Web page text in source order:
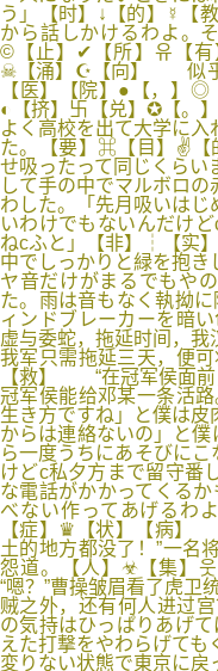
う」【时】↓【的】☿【
から話しかけるわよ。
©【止】✔【所】유【
☠【涌】☪【向】 似乎
【医】【院】●【，】◎
◐【挤】卐【兑】✪【。
よく高校を出て大学に
た。【要】⌘【目】✌【
せ吸ったって同じくらい
して手の中でマルボロ
わした。「先月吸いはじ
いわけでもないんだけ
ねcふと」【非】┆【实
中でしっかりと緑を抱き
ヤ音だけがまるでもや
た。雨は音もなく執拗
ィンドブレーカーを暗
虚与委蛇，拖延时间，我
我军只需拖延三天，便可
【救】 “在冠军侯面前
冠军侯能给邓某一条活
生き方ですね」と僕は皮
からは連絡ないの」と
ら一度うちにあそびに
けどc私夕方まで留守番
な電話がかかってくる
べない作ってあげるわ
【症】♛【状】【病】
土的地方都没了！”一名
怨道。【人】☣【集
“嗯？”曹操皱眉看了虎卫
贼之外，还有何人进过
の気持はひっぱりあげ
えた打撃をやわらげて
変りない状態で東京に戻